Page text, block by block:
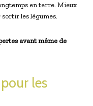
en terre. Mieux
sortir les légumes.
avant même de
les